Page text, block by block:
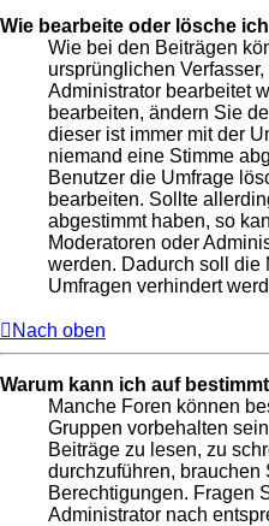
Wie bearbeite oder lösche
Wie bei den Beiträgen
ursprünglichen
Administrator bearbeitet
bearbeiten, ändern Sie
dieser ist immer mit der
niemand eine Stimme
Benutzer die Umfrage
bearbeiten. Sollte
abgestimmt haben, so
Moderatoren oder
werden. Dadurch soll die
Umfragen verhindert
Nach oben
Warum kann ich auf
Manche Foren können
Gruppen vorbehalten
Beiträge zu lesen, zu
durchzuführen,
Berechtigungen. Fragen
Administrator nach